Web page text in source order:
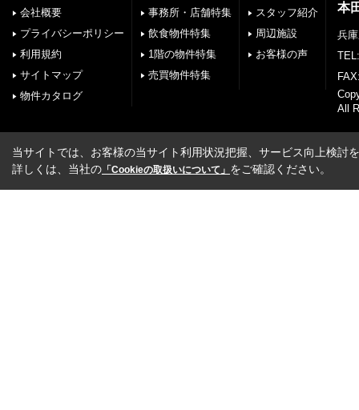
会社概要
プライバシーポリシー
利用規約
サイトマップ
物件カタログ
事務所・店舗特集
飲食物件特集
1階の物件特集
売買物件特集
スタッフ紹介
周辺施設
お客様の声
本
兵
All
当サイトでは、お客様の当サイト利用状況把握、サービス向上検討
詳しくは、当社の 「Cookieの取扱いについて」 をご確認ください。